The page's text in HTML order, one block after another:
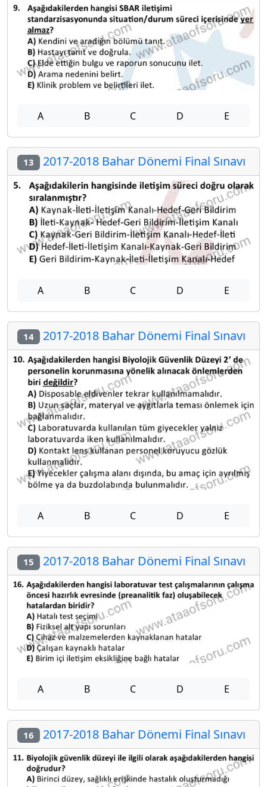
A B C D E
13 2017-2018 Bahar Dönemi Final Sınavı
A B C D E
14 2017-2018 Bahar Dönemi Final Sınavı
A B C D E
15 2017-2018 Bahar Dönemi Final Sınavı
A B C D E
16 2017-2018 Bahar Dönemi Final Sınavı